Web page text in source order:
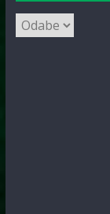
Arhiva
vijesti